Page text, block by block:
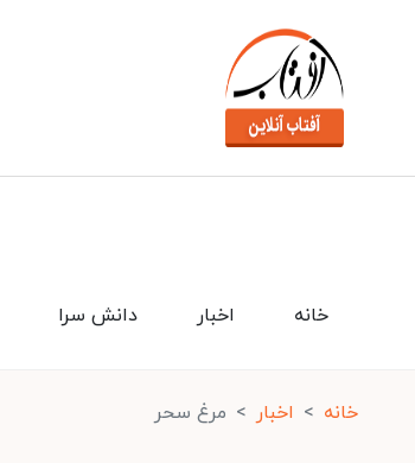
دانش سرا اخبار خانه
خانه اخبار مرغ سحر